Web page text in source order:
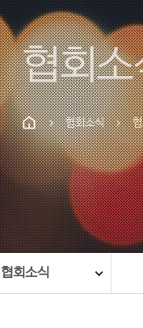
협회소
chevron_right 협회소식 chevron_right
협회소식